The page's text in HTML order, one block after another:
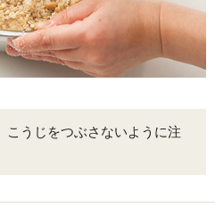
こうじをつぶさないように注